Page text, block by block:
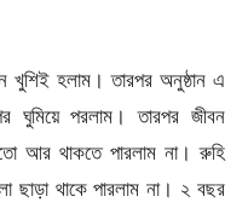
খুশিই হলাম। তারপর অনুষ্ঠান এ
ঘুমিয়ে পরলাম। তারপর জীবন
আর থাকতে পারলাম না। রুহি
ছাড়া থাকে পারলাম না। ২ বছর